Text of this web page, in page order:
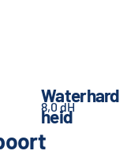
Waterhard
heid
8,0 dH